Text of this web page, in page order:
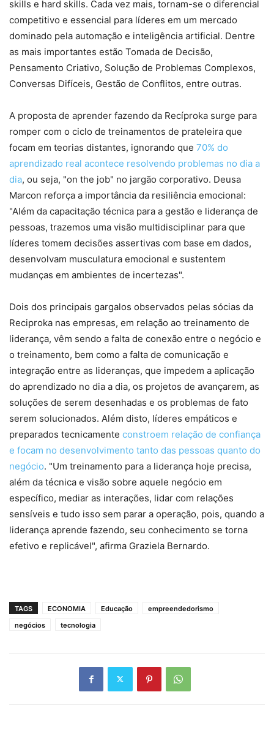
skills e hard skills. Cada vez mais, tornam-se o diferencial
competitivo e essencial para líderes em um mercado
dominado pela automação e inteligência artificial. Dentre
as mais importantes estão Tomada de Decisão,
Pensamento Criativo, Solução de Problemas Complexos,
Conversas Difíceis, Gestão de Conflitos, entre outras.
A proposta de aprender fazendo da Recíproka surge para
romper com o ciclo de treinamentos de prateleira que
focam em teorias distantes, ignorando que 70% do
aprendizado real acontece resolvendo problemas no dia a
dia, ou seja, "on the job" no jargão corporativo. Deusa
Marcon reforça a importância da resiliência emocional:
"Além da capacitação técnica para a gestão e liderança de
pessoas, trazemos uma visão multidisciplinar para que
líderes tomem decisões assertivas com base em dados,
desenvolvam musculatura emocional e sustentem
mudanças em ambientes de incertezas".
Dois dos principais gargalos observados pelas sócias da
Reciproka nas empresas, em relação ao treinamento de
liderança, vêm sendo a falta de conexão entre o negócio e
o treinamento, bem como a falta de comunicação e
integração entre as lideranças, que impedem a aplicação
do aprendizado no dia a dia, os projetos de avançarem, as
soluções de serem desenhadas e os problemas de fato
serem solucionados. Além disto, líderes empáticos e
preparados tecnicamente constroem relação de confiança
e focam no desenvolvimento tanto das pessoas quanto do
negócio. "Um treinamento para a liderança hoje precisa,
além da técnica e visão sobre aquele negócio em
específico, mediar as interações, lidar com relações
sensíveis e tudo isso sem parar a operação, pois, quando a
liderança aprende fazendo, seu conhecimento se torna
efetivo e replicável", afirma Graziela Bernardo.
TAGS ECONOMIA Educação
empreendedorismo
negócios
tecnologia